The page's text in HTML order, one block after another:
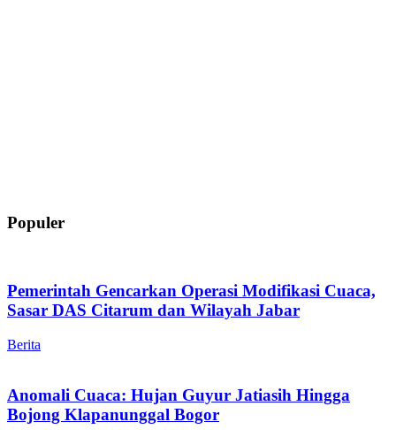
Populer
Pemerintah Gencarkan Operasi Modifikasi Cuaca,
Sasar DAS Citarum dan Wilayah Jabar
Berita
Anomali Cuaca: Hujan Guyur Jatiasih Hingga
Bojong Klapanunggal Bogor